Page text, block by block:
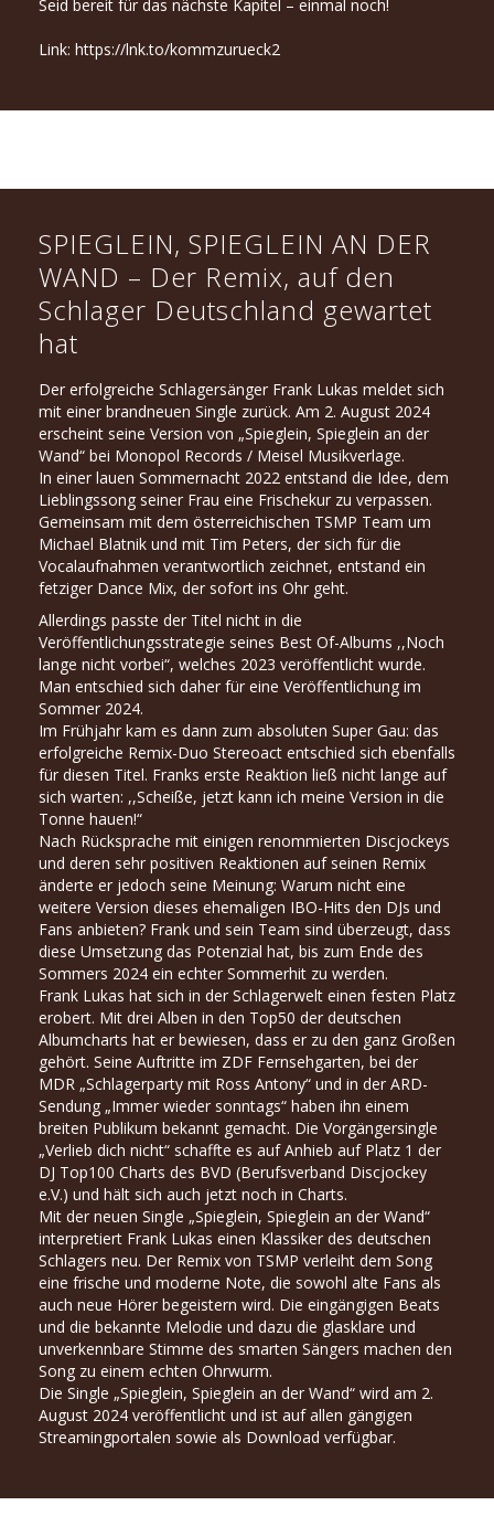
Seid bereit für das nächste Kapitel – einmal noch!
Link: https://lnk.to/kommzurueck2
SPIEGLEIN, SPIEGLEIN AN DER
WAND – Der Remix, auf den
Schlager Deutschland gewartet
hat
Der erfolgreiche Schlagersänger Frank Lukas meldet sich
mit einer brandneuen Single zurück. Am 2. August 2024
erscheint seine Version von „Spieglein, Spieglein an der
Wand“ bei Monopol Records / Meisel Musikverlage.
In einer lauen Sommernacht 2022 entstand die Idee, dem
Lieblingssong seiner Frau eine Frischekur zu verpassen.
Gemeinsam mit dem österreichischen TSMP Team um
Michael Blatnik und mit Tim Peters, der sich für die
Vocalaufnahmen verantwortlich zeichnet, entstand ein
fetziger Dance Mix, der sofort ins Ohr geht.
Allerdings passte der Titel nicht in die
Veröffentlichungsstrategie seines Best Of-Albums ,,Noch
lange nicht vorbei“, welches 2023 veröffentlicht wurde.
Man entschied sich daher für eine Veröffentlichung im
Sommer 2024.
Im Frühjahr kam es dann zum absoluten Super Gau: das
erfolgreiche Remix-Duo Stereoact entschied sich ebenfalls
für diesen Titel. Franks erste Reaktion ließ nicht lange auf
sich warten: ,,Scheiße, jetzt kann ich meine Version in die
Tonne hauen!“
Nach Rücksprache mit einigen renommierten Discjockeys
und deren sehr positiven Reaktionen auf seinen Remix
änderte er jedoch seine Meinung: Warum nicht eine
weitere Version dieses ehemaligen IBO-Hits den DJs und
Fans anbieten? Frank und sein Team sind überzeugt, dass
diese Umsetzung das Potenzial hat, bis zum Ende des
Sommers 2024 ein echter Sommerhit zu werden.
Frank Lukas hat sich in der Schlagerwelt einen festen Platz
erobert. Mit drei Alben in den Top50 der deutschen
Albumcharts hat er bewiesen, dass er zu den ganz Großen
gehört. Seine Auftritte im ZDF Fernsehgarten, bei der
MDR „Schlagerparty mit Ross Antony“ und in der ARD-
Sendung „Immer wieder sonntags“ haben ihn einem
breiten Publikum bekannt gemacht. Die Vorgängersingle
„Verlieb dich nicht“ schaffte es auf Anhieb auf Platz 1 der
DJ Top100 Charts des BVD (Berufsverband Discjockey
e.V.) und hält sich auch jetzt noch in Charts.
Mit der neuen Single „Spieglein, Spieglein an der Wand“
interpretiert Frank Lukas einen Klassiker des deutschen
Schlagers neu. Der Remix von TSMP verleiht dem Song
eine frische und moderne Note, die sowohl alte Fans als
auch neue Hörer begeistern wird. Die eingängigen Beats
und die bekannte Melodie und dazu die glasklare und
unverkennbare Stimme des smarten Sängers machen den
Song zu einem echten Ohrwurm.
Die Single „Spieglein, Spieglein an der Wand“ wird am 2.
August 2024 veröffentlicht und ist auf allen gängigen
Streamingportalen sowie als Download verfügbar.